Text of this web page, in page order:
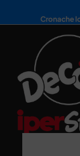
Cronache